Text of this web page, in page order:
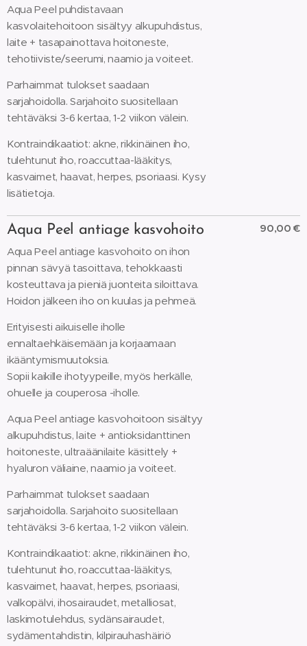
Aqua Peel puhdistavaan
kasvolaitehoitoon sisältyy alkupuhdistus,
laite + tasapainottava hoitoneste,
tehotiiviste/seerumi, naamio ja voiteet.
Parhaimmat tulokset saadaan
sarjahoidolla. Sarjahoito suositellaan
tehtäväksi 3-6 kertaa, 1-2 viikon välein.
Kontraindikaatiot: akne, rikkinäinen iho,
tulehtunut iho, roaccuttaa-lääkitys,
kasvaimet, haavat, herpes, psoriaasi. Kysy
lisätietoja.
Aqua Peel antiage kasvohoito
Aqua Peel antiage kasvohoito on ihon
pinnan sävyä tasoittava, tehokkaasti
kosteuttava ja pieniä juonteita siloittava.
Hoidon jälkeen iho on kuulas ja pehmeä.
Erityisesti aikuiselle iholle
ennaltaehkäisemään ja korjaamaan
ikääntymismuutoksia.
Sopii kaikille ihotyypeille, myös herkälle,
ohuelle ja couperosa -iholle.
Aqua Peel antiage kasvohoitoon sisältyy
alkupuhdistus, laite + antioksidanttinen
hoitoneste, ultraäänilaite käsittely +
hyaluron väliaine, naamio ja voiteet.
Parhaimmat tulokset saadaan
sarjahoidolla. Sarjahoito suositellaan
tehtäväksi 3-6 kertaa, 1-2 viikon välein.
Kontraindikaatiot: akne, rikkinäinen iho,
tulehtunut iho, roaccuttaa-lääkitys,
kasvaimet, haavat, herpes, psoriaasi,
valkopälvi, ihosairaudet, metalliosat,
laskimotulehdus, sydänsairaudet,
sydämentahdistin, kilpirauhashäiriö
90,00 €